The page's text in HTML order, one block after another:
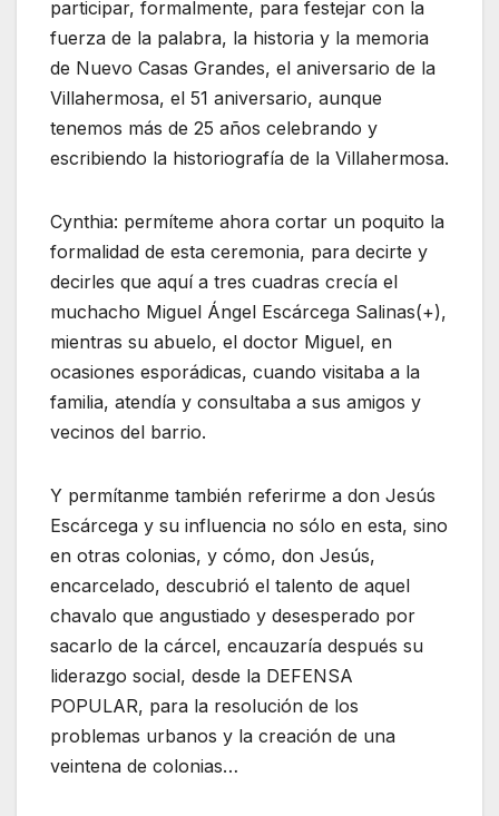
participar, formalmente, para festejar con la
fuerza de la palabra, la historia y la memoria
de Nuevo Casas Grandes, el aniversario de la
Villahermosa, el 51 aniversario, aunque
tenemos más de 25 años celebrando y
escribiendo la historiografía de la Villahermosa.
Cynthia: permíteme ahora cortar un poquito la
formalidad de esta ceremonia, para decirte y
decirles que aquí a tres cuadras crecía el
muchacho Miguel Ángel Escárcega Salinas(+),
mientras su abuelo, el doctor Miguel, en
ocasiones esporádicas, cuando visitaba a la
familia, atendía y consultaba a sus amigos y
vecinos del barrio.
Y permítanme también referirme a don Jesús
Escárcega y su influencia no sólo en esta, sino
en otras colonias, y cómo, don Jesús,
encarcelado, descubrió el talento de aquel
chavalo que angustiado y desesperado por
sacarlo de la cárcel, encauzaría después su
liderazgo social, desde la DEFENSA
POPULAR, para la resolución de los
problemas urbanos y la creación de una
veintena de colonias…